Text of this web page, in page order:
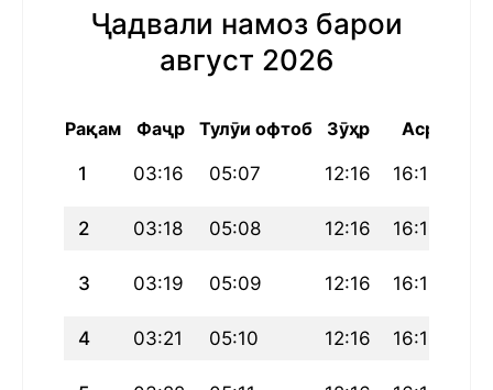
Ҷадвали намоз барои
август 2026
Рақам Фаҷр Тулӯи офтоб Зӯҳр Аср
1 03:16 05:07 12:16 16:11
2 03:18 05:08 12:16 16:11
3 03:19 05:09 12:16 16:10
4 03:21 05:10 12:16 16:10